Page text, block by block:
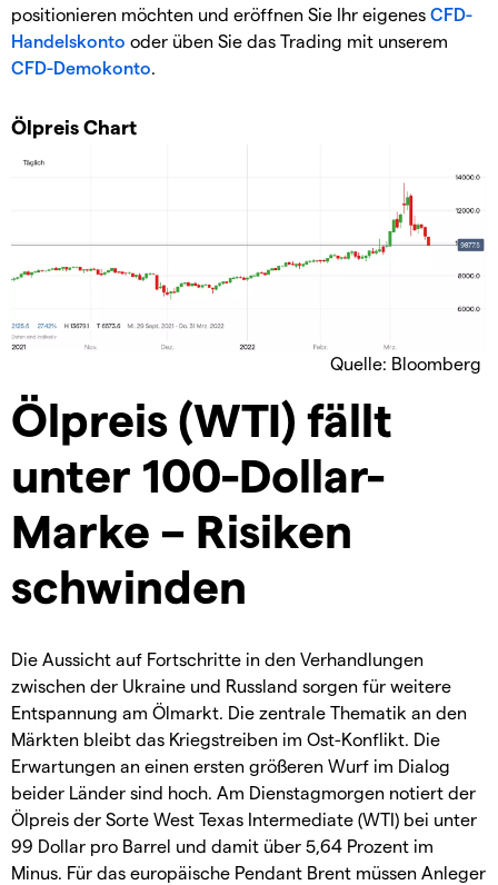
positionieren möchten und eröffnen Sie Ihr eigenes CFD-
Handelskonto oder üben Sie das Trading mit unserem
CFD-Demokonto.
Ölpreis Chart
Quelle: Bloomberg
Ölpreis (WTI) fällt
unter 100-Dollar-
Marke – Risiken
schwinden
Die Aussicht auf Fortschritte in den Verhandlungen
zwischen der Ukraine und Russland sorgen für weitere
Entspannung am Ölmarkt. Die zentrale Thematik an den
Märkten bleibt das Kriegstreiben im Ost-Konflikt. Die
Erwartungen an einen ersten größeren Wurf im Dialog
beider Länder sind hoch. Am Dienstagmorgen notiert der
Ölpreis der Sorte West Texas Intermediate (WTI) bei unter
99 Dollar pro Barrel und damit über 5,64 Prozent im
Minus. Für das europäische Pendant Brent müssen Anleger